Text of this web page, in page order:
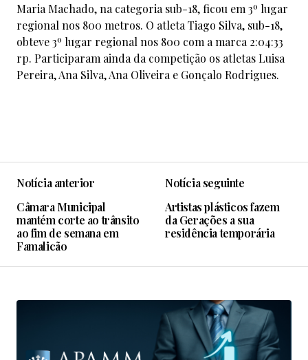
Maria Machado, na categoria sub-18, ficou em 3º lugar
regional nos 800 metros. O atleta Tiago Silva, sub-18,
obteve 3º lugar regional nos 800 com a marca 2:04:33
rp. Participaram ainda da competição os atletas Luisa
Pereira, Ana Silva, Ana Oliveira e Gonçalo Rodrigues.
Notícia anterior
Câmara Municipal
mantém corte ao trânsito
ao fim de semana em
Famalicão
Notícia seguinte
Artistas plásticos fazem
da Gerações a sua
residência temporária